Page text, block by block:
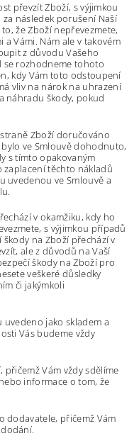
převzít Zboží, s výjimkou
následek porušení Naší
že Zboží nepřevezmete,
Vámi. Nám ale v takovém
z důvodu Vašeho
se rozhodneme tohoto
kdy Vám toto odstoupení
vliv na nárok na uhrazení
náhradu škody, pokud
Zboží doručováno
ve Smlouvě dohodnuto,
s tímto opakovaným
těchto nákladů
uvedenou ve Smlouvě a
v okamžiku, kdy ho
s výjimkou případů
na Zboží přechází v
ale z důvodů na Vaší
škody na Zboží pro
veškeré důsledky
či jakýmkoli
uvedeno jako skladem a
Vás budeme vždy
Vám vždy sdělíme
informace o tom, že
dodavatele, přičemž Vám